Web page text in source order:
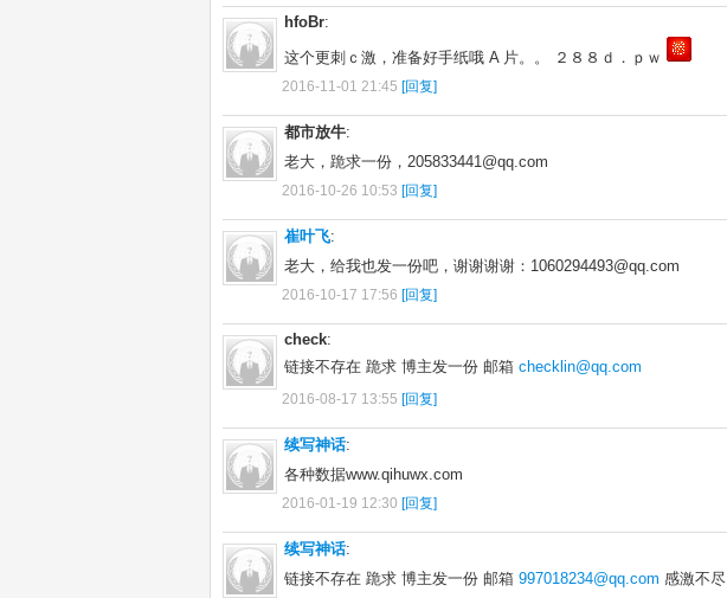
hfoBr:
这个更刺ｃ激，准备好手纸哦 A 片。。 ２８８ｄ．ｐｗ
2016-11-01 21:45 [回复]
都市放牛:
老大，跪求一份，205833441@qq.com
2016-10-26 10:53 [回复]
崔叶飞:
老大，给我也发一份吧，谢谢谢谢：1060294493@qq.com
2016-10-17 17:56 [回复]
check:
链接不存在 跪求 博主发一份 邮箱 checklin@qq.com
2016-08-17 13:55 [回复]
续写神话:
各种数据www.qihuwx.com
2016-01-19 12:30 [回复]
续写神话:
链接不存在 跪求 博主发一份 邮箱 997018234@qq.com 感激不尽